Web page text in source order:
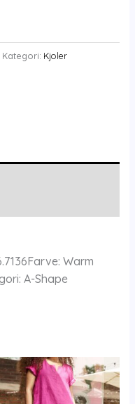
Kategori: Kjoler
Warm
A-Shape